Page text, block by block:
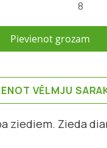
8
Pievienot grozam
VĒLMJU
ziediem. Zieda